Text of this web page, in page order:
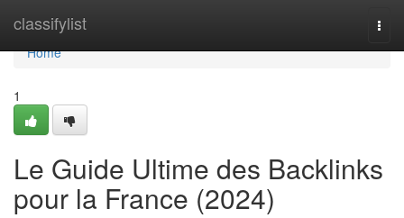
classifylist
Home
Home
1
Le Guide Ultime des Backlinks
pour la France (2024)